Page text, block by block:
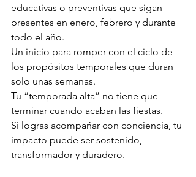
educativas o preventivas que sigan
presentes en enero, febrero y durante
todo el año.
Un inicio para romper con el ciclo de
los propósitos temporales que duran
solo unas semanas.
Tu “temporada alta” no tiene que
terminar cuando acaban las fiestas.
Si logras acompañar con conciencia, tu
impacto puede ser sostenido,
transformador y duradero.